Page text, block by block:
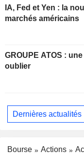
IA, Fed et Yen : la
marchés américains
GROUPE ATOS : une nouvelle année à
oublier
Dernières actualités
Bourse Actions